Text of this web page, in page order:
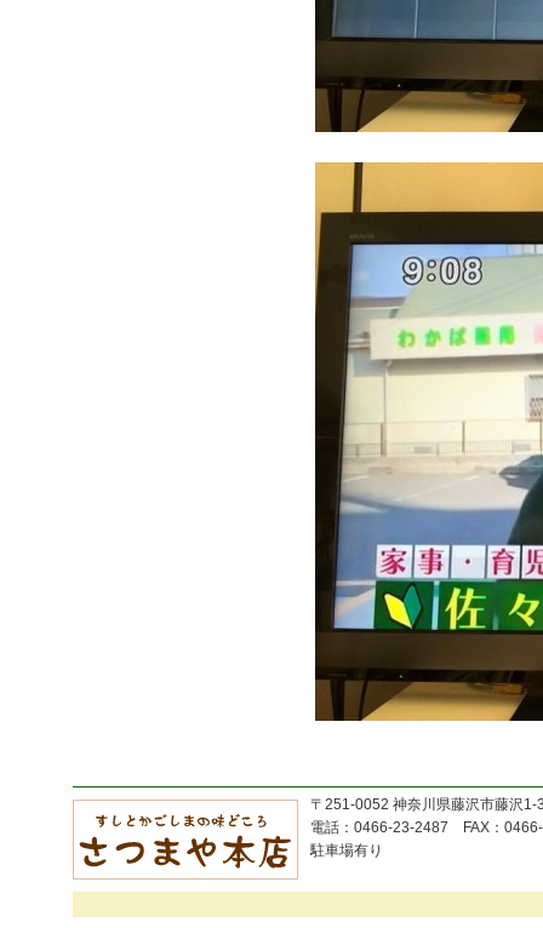
〒251-0052 神奈川県藤沢市藤沢
電話：0466-23-2487 FAX：
駐車場有り